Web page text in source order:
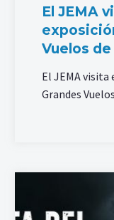
El JEMA
Vuelos
El JEMA visita
Grandes